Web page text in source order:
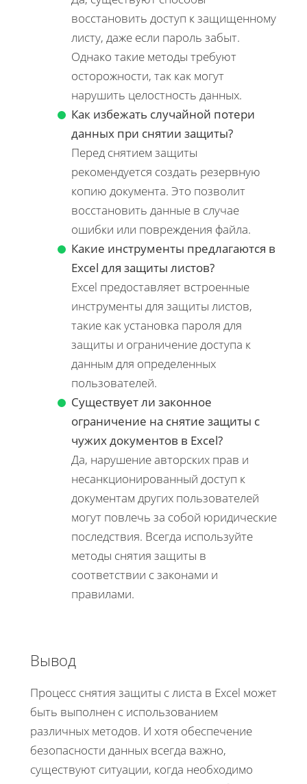
восстановить доступ к защищенному
листу, даже если пароль забыт.
Однако такие методы требуют
осторожности, так как могут
нарушить целостность данных.
Как избежать случайной потери
данных при снятии защиты?
Перед снятием защиты
рекомендуется создать резервную
копию документа. Это позволит
восстановить данные в случае
ошибки или повреждения файла.
Какие инструменты предлагаются в
Excel для защиты листов?
Excel предоставляет встроенные
инструменты для защиты листов,
такие как установка пароля для
защиты и ограничение доступа к
данным для определенных
пользователей.
Существует ли законное
ограничение на снятие защиты с
чужих документов в Excel?
Да, нарушение авторских прав и
несанкционированный доступ к
документам других пользователей
могут повлечь за собой юридические
последствия. Всегда используйте
методы снятия защиты в
соответствии с законами и
правилами.
Вывод
Процесс снятия защиты с листа в Excel может
быть выполнен с использованием
различных методов. И хотя обеспечение
безопасности данных всегда важно,
существуют ситуации, когда необходимо